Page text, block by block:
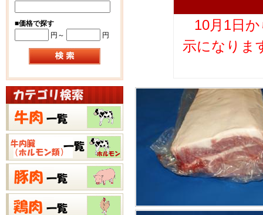
■価格で探す
円～
円
10月1日
示になりま